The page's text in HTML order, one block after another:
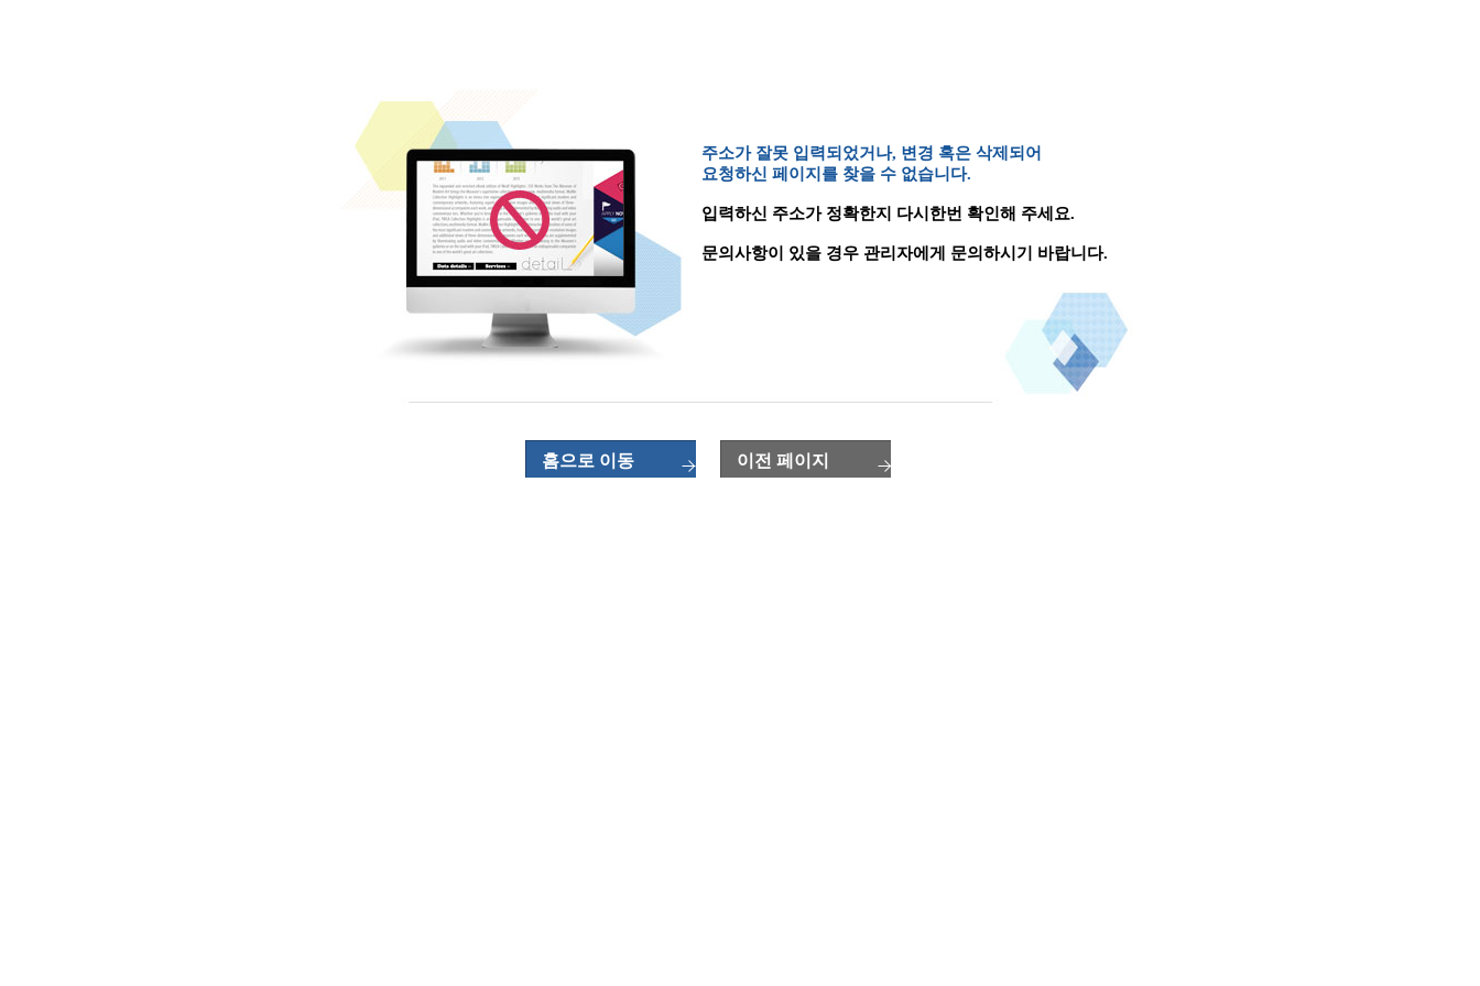
주소가 잘못 입력되었거나, 변경 혹은 삭제되어
요청하신 페이지를 찾을 수 없습니다.
입력하신 주소가 정확한지 다시한번 확인해 주세요.
문의사항이 있을 경우 관리자에게 문의하시기 바랍니다.
홈으로 이동 이전 페이지